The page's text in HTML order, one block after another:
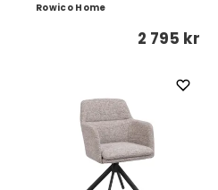
Rowico Home
2 795 kr